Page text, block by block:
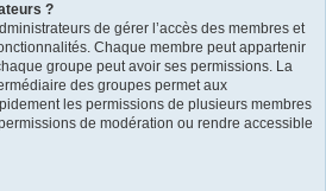
?
de gérer l’accès des membres et
Chaque membre peut appartenir
groupe peut avoir ses permissions. La
des groupes permet aux
les permissions de plusieurs membres
de modération ou rendre accessible